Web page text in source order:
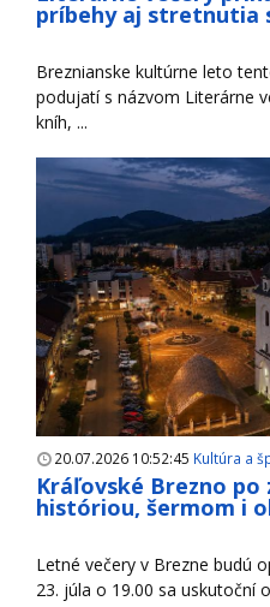
príbehy aj stretnutia
Breznianske kultúrne leto
podujatí s názvom Literárne
kníh, ...
20.07.2026 10:52:45 Kultúra a
Kráľovské Brezno
históriou, šermom i
Letné večery v Brezne budú
23. júla o 19.00 sa uskutoční